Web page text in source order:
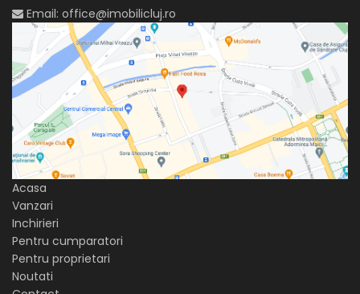
Email: office@imobilicluj.ro
Acasa
Vanzari
Inchirieri
Pentru cumparatori
Pentru proprietari
Noutati